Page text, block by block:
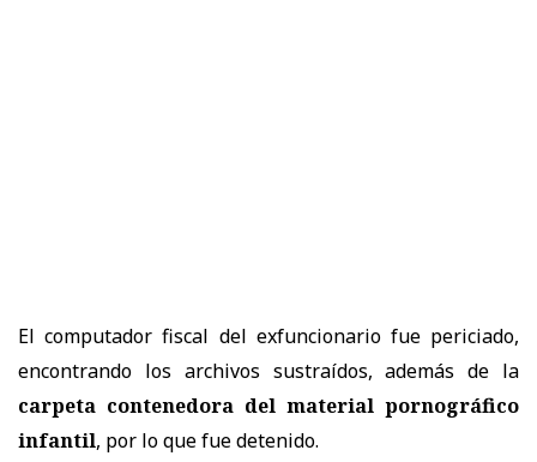
El computador fiscal del exfuncionario fue periciado,
encontrando los archivos sustraídos, además de la
carpeta contenedora del material pornográfico
infantil, por lo que fue detenido.